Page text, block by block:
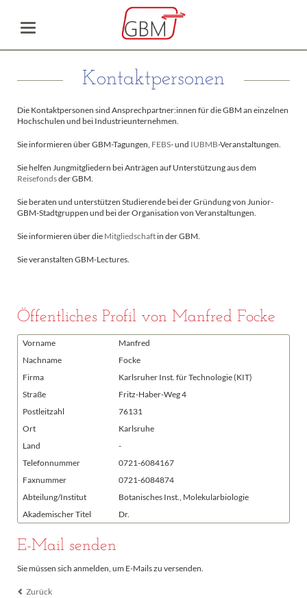
Kontaktpersonen
Die Kontaktpersonen sind Ansprechpartner:innen für die GBM an einzelnen
Hochschulen und bei Industrieunternehmen.
Sie informieren über GBM-Tagungen, FEBS- und IUBMB-Veranstaltungen.
Sie helfen Jungmitgliedern bei Anträgen auf Unterstützung aus dem
Reisefondsder GBM.
Sie beraten und unterstützen Studierende bei der Gründung von Junior-
GBM-Stadtgruppen und bei der Organisation von Veranstaltungen.
Sie informieren über die Mitgliedschaftin der GBM.
Sie veranstalten GBM-Lectures.
Öffentliches Profil von Manfred Focke
Vorname
Manfred
Nachname
Focke
Firma
Karlsruher Inst. für Technologie (KIT)
Straße
Fritz-Haber-Weg 4
Postleitzahl
76131
Ort
Karlsruhe
Land
-
Telefonnummer
0721-6084167
Faxnummer
0721-6084874
Abteilung/Institut
Botanisches Inst., Molekularbiologie
Akademischer Titel
Dr.
E-Mail senden
Sie müssen sich anmelden, um E-Mails zu versenden.
Zurück